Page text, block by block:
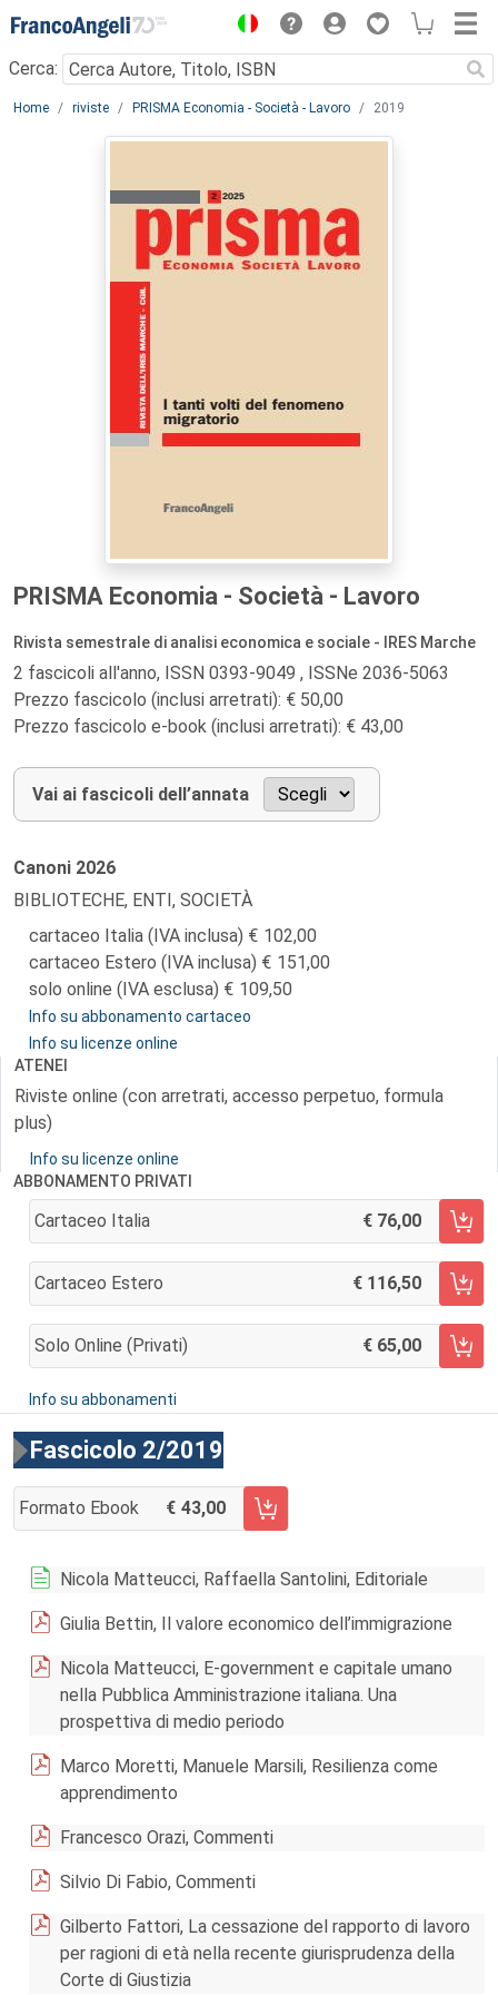
Menu
Cerca:
Main content
Home riviste PRISMA Economia - Società - Lavoro 2019
PRISMA Economia - Società - Lavoro
Rivista semestrale di analisi economica e sociale - IRES Marche
2 fascicoli all'anno, ISSN 0393-9049 , ISSNe 2036-5063
Prezzo fascicolo (inclusi arretrati): € 50,00
Prezzo fascicolo e-book (inclusi arretrati): € 43,00
Vai ai fascicoli dell’annata
Canoni 2026
BIBLIOTECHE, ENTI, SOCIETÀ
cartaceo Italia (IVA inclusa)
102,00
cartaceo Estero (IVA inclusa)
151,00
solo online (IVA esclusa)
109,50
Info su abbonamento cartaceo
Info su licenze online
ATENEI
Riviste online (con arretrati, accesso perpetuo, formula
plus)
Info su licenze online
ABBONAMENTO PRIVATI
Cartaceo Italia 76,00
AGGIUNGI AL CARRELLO
Cartaceo Estero 116,50
AGGIUNGI AL CARRELLO
Solo Online (privati) 65,00
AGGIUNGI AL CARRELLO
Info su abbonamenti
Fascicolo 2/2019
Formato Ebook 43,00
AGGIUNGI AL CARRELLO FASCICOLO 2/2019
Nicola Matteucci, Raffaella Santolini, Editoriale
Giulia Bettin, Il valore economico dell’immigrazione
Nicola Matteucci, E-government e capitale umano
nella Pubblica Amministrazione italiana. Una
prospettiva di medio periodo
Marco Moretti, Manuele Marsili, Resilienza come
apprendimento
Francesco Orazi, Commenti
Silvio Di Fabio, Commenti
Gilberto Fattori, La cessazione del rapporto di lavoro
per ragioni di età nella recente giurisprudenza della
Corte di Giustizia